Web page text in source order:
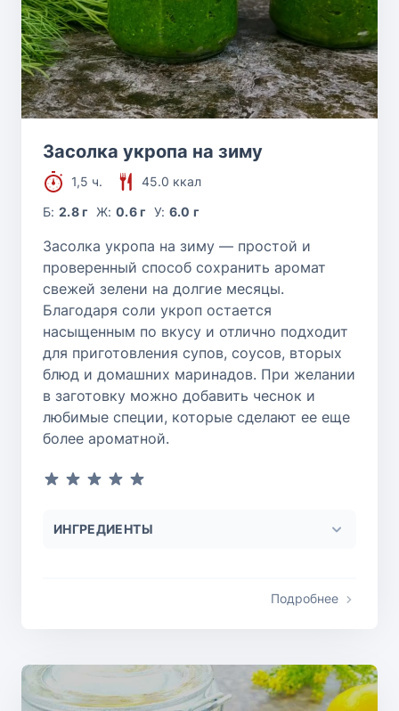
Засолка укропа на зиму
1,5 ч.
45.0 ккал
Б:2.8 г Ж: 0.6 г У: 6.0 г
Засолка укропа на зиму — простой и
проверенный способ сохранить аромат
свежей зелени на долгие месяцы.
Благодаря соли укроп остается
насыщенным по вкусу и отлично подходит
для приготовления супов, соусов, вторых
блюд и домашних маринадов. При желании
в заготовку можно добавить чеснок и
любимые специи, которые сделают ее еще
более ароматной.
ИНГРЕДИЕНТЫ
Подробнее